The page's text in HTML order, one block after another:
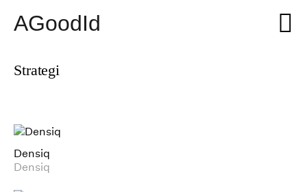
AGoodId
strategi
Densiq
Densiq